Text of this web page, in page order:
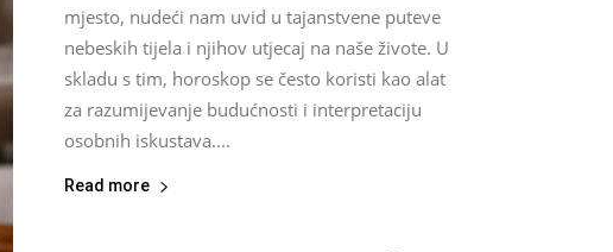
mjesto, nudeći nam uvid u tajanstvene puteve
nebeskih tijela i njihov utjecaj na naše živote. U
skladu s tim, horoskop se često koristi kao alat
za razumijevanje budućnosti i interpretaciju
osobnih iskustava....
Read more